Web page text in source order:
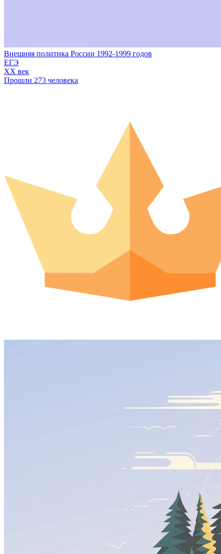
Внешняя политика России 1992-1999 годов
ЕГЭ
XX век
Прошли 273 человека